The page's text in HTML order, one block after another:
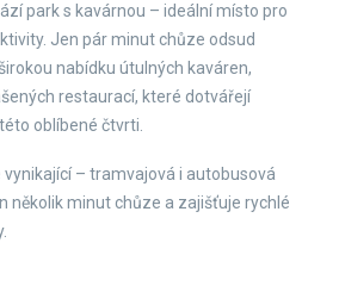
park s kavárnou – ideální místo pro
Jen pár minut chůze odsud
nabídku útulných kaváren,
restaurací, které dotvářejí
oblíbené čtvrti.
– tramvajová i autobusová
několik minut chůze a zajišťuje rychlé